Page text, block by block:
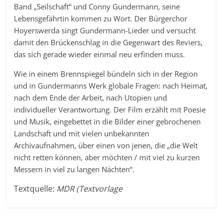
Band „Seilschaft“ und Conny Gundermann, seine
Lebensgefährtin kommen zu Wort. Der Bürgerchor
Hoyerswerda singt Gundermann-Lieder und versucht
damit den Brückenschlag in die Gegenwart des Reviers,
das sich gerade wieder einmal neu erfinden muss.
Wie in einem Brennspiegel bündeln sich in der Region
und in Gundermanns Werk globale Fragen: nach Heimat,
nach dem Ende der Arbeit, nach Utopien und
individueller Verantwortung. Der Film erzählt mit Poesie
und Musik, eingebettet in die Bilder einer gebrochenen
Landschaft und mit vielen unbekannten
Archivaufnahmen, über einen von jenen, die „die Welt
nicht retten können, aber möchten / mit viel zu kurzen
Messern in viel zu langen Nächten“.
Textquelle: MDR (Textvorlage